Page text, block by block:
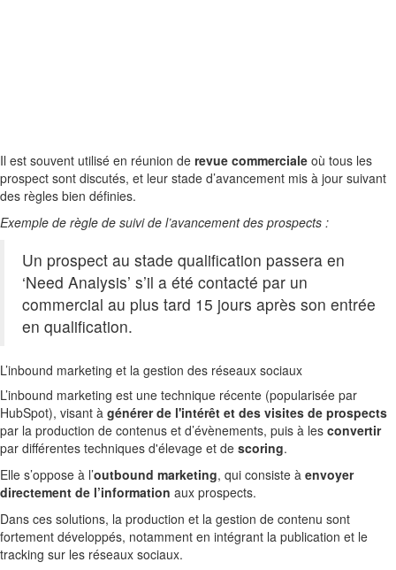
Il est souvent utilisé en réunion de revue commerciale où tous les
prospect sont discutés, et leur stade d’avancement mis à jour suivant
des règles bien définies.
Exemple de règle de suivi de l’avancement des prospects :
Un prospect au stade qualification passera en
‘Need Analysis’ s’il a été contacté par un
commercial au plus tard 15 jours après son entrée
en qualification.
L’inbound marketing et la gestion des réseaux sociaux
L’inbound marketing est une technique récente (popularisée par
HubSpot), visant à générer de l'intérêt et des visites de prospects
par la production de contenus et d’évènements, puis à les convertir
par différentes techniques d'élevage et de scoring.
Elle s’oppose à l’outbound marketing, qui consiste à envoyer
directement de l’information aux prospects.
Dans ces solutions, la production et la gestion de contenu sont
fortement développés, notamment en intégrant la publication et le
tracking sur les réseaux sociaux.